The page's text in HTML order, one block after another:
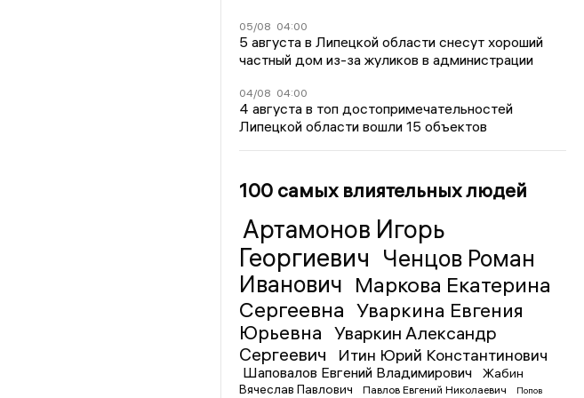
05/08 04:00
5 августа в Липецкой области снесут хороший
частный дом из-за жуликов в администрации
04/08 04:00
4 августа в топ достопримечательностей
Липецкой области вошли 15 объектов
100 самых влиятельных людей
Артамонов Игорь
Георгиевич Ченцов Роман
Иванович Маркова Екатерина
Сергеевна Уваркина Евгения
Юрьевна
Уваркин Александр
Сергеевич
Итин Юрий Константинович
Шаповалов Евгений Владимирович
Жабин
Вячеслав Павлович
Павлов Евгений Николаевич
Попов